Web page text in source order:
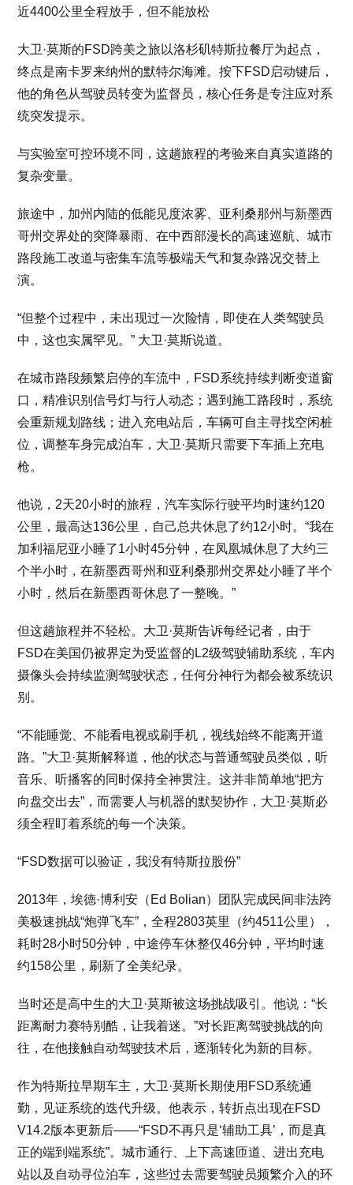
近4400公里全程放手，但不能放松
大卫·莫斯的FSD跨美之旅以洛杉矶特斯拉餐厅为起点，
终点是南卡罗来纳州的默特尔海滩。按下FSD启动键后，
他的角色从驾驶员转变为监督员，核心任务是专注应对系
统突发提示。
与实验室可控环境不同，这趟旅程的考验来自真实道路的
复杂变量。
旅途中，加州内陆的低能见度浓雾、亚利桑那州与新墨西
哥州交界处的突降暴雨、在中西部漫长的高速巡航、城市
路段施工改道与密集车流等极端天气和复杂路况交替上
演。
“但整个过程中，未出现过一次险情，即使在人类驾驶员
中，这也实属罕见。” 大卫·莫斯说道。
在城市路段频繁启停的车流中，FSD系统持续判断变道窗
口，精准识别信号灯与行人动态；遇到施工路段时，系统
会重新规划路线；进入充电站后，车辆可自主寻找空闲桩
位，调整车身完成泊车，大卫·莫斯只需要下车插上充电
枪。
他说，2天20小时的旅程，汽车实际行驶平均时速约120
公里，最高达136公里，自己总共休息了约12小时。“我在
加利福尼亚小睡了1小时45分钟，在凤凰城休息了大约三
个半小时，在新墨西哥州和亚利桑那州交界处小睡了半个
小时，然后在新墨西哥休息了一整晚。”
但这趟旅程并不轻松。大卫·莫斯告诉每经记者，由于
FSD在美国仍被界定为受监督的L2级驾驶辅助系统，车内
摄像头会持续监测驾驶状态，任何分神行为都会被系统识
别。
“不能睡觉、不能看电视或刷手机，视线始终不能离开道
路。”大卫·莫斯解释道，他的状态与普通驾驶员类似，听
音乐、听播客的同时保持全神贯注。这并非简单地“把方
向盘交出去”，而需要人与机器的默契协作，大卫·莫斯必
须全程盯着系统的每一个决策。
“FSD数据可以验证，我没有特斯拉股份”
2013年，埃德·博利安（Ed Bolian）团队完成民间非法跨
美极速挑战“炮弹飞车”，全程2803英里（约4511公里），
耗时28小时50分钟，中途停车休整仅46分钟，平均时速
约158公里，刷新了全美纪录。
当时还是高中生的大卫·莫斯被这场挑战吸引。他说：“长
距离耐力赛特别酷，让我着迷。”对长距离驾驶挑战的向
往，在他接触自动驾驶技术后，逐渐转化为新的目标。
作为特斯拉早期车主，大卫·莫斯长期使用FSD系统通
勤，见证系统的迭代升级。他表示，转折点出现在FSD
V14.2版本更新后——“FSD不再只是‘辅助工具’，而是真
正的端到端系统”。城市通行、上下高速匝道、进出充电
站以及自动寻位泊车，这些过去需要驾驶员频繁介入的环